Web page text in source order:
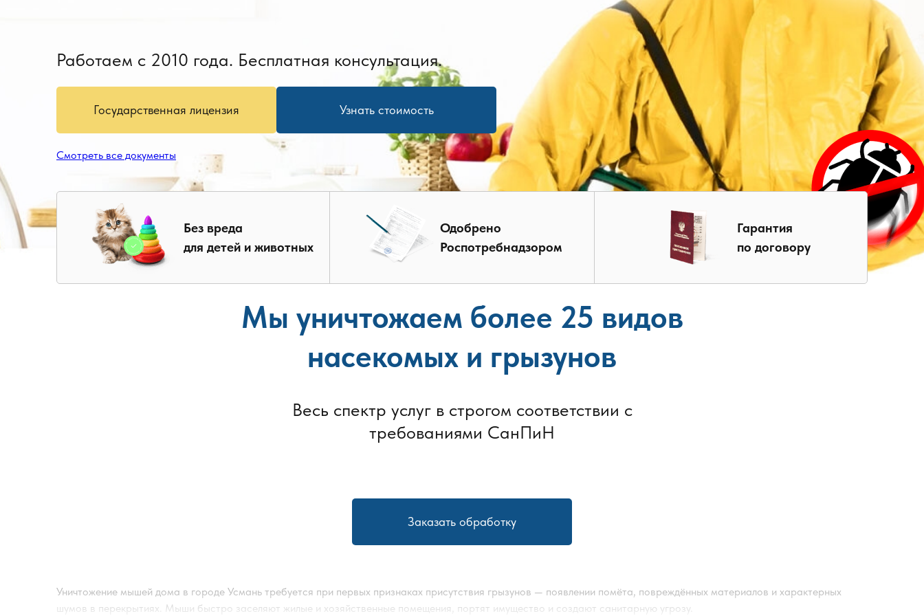
Работаем с 2010 года. Бесплатная консультация.
Государственная лицензия Узнать стоимость
Смотреть все документы
Без вреда
для детей и животных
Одобрено
Роспотребнадзором
Гарантия
по договору
Мы уничтожаем более 25 видов
насекомых и грызунов
Весь спектр услуг в строгом соответствии с
требованиями СанПиН
Заказать обработку
Уничтожение мышей дома в городе Усмань требуется при первых признаках присутствия грызунов — появлении помёта, повреждённых материалов и характерных
шумов в перекрытиях. Мыши быстро заселяют жилые и хозяйственные помещения, портят имущество и создают санитарную угрозу.